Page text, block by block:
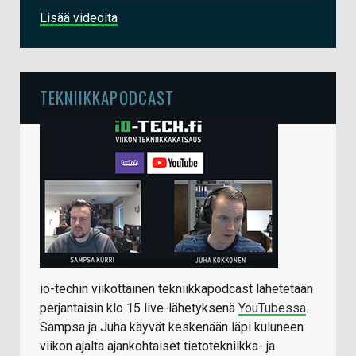
Lisää videoita
TEKNIIKKAPODCAST
io-techin viikottainen tekniikkapodcast lähetetään
perjantaisin klo 15 live-lähetyksenä YouTubessa.
Sampsa ja Juha käyvät keskenään läpi kuluneen
viikon ajalta ajankohtaiset tietotekniikka- ja